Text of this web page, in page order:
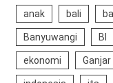
anak bali
Banyuwangi BI
ekonomi